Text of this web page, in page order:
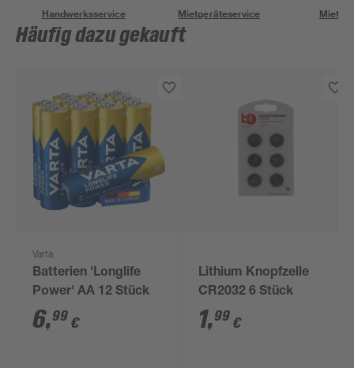
Handwerksservice Mietgeräteservice
Häufig dazu gekauft
Varta
Batterien 'Longlife
Power' AA 12 Stück
6,99 €
Lithium Knopfzelle
CR2032 6 Stück
1,99 €